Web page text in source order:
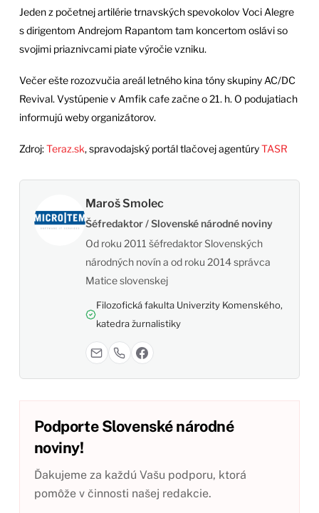
Jeden z početnej artilérie trnavských spevokolov Voci Alegre
s dirigentom Andrejom Rapantom tam koncertom oslávi so
svojimi priaznivcami piate výročie vzniku.
Večer ešte rozozvučia areál letného kina tóny skupiny AC/DC
Revival. Vystúpenie v Amfik cafe začne o 21. h. O podujatiach
informujú weby organizátorov.
Zdroj:Teraz.sk, spravodajský portál tlačovej agentúryTASR
Maroš Smolec
Šéfredaktor / Slovenské národné noviny
Od roku 2011 šéfredaktor Slovenských
národných novín a od roku 2014 správca
Matice slovenskej
Filozofická fakulta Univerzity Komenského,
katedra žurnalistiky
Podporte Slovenské národné
noviny!
Ďakujeme za každú Vašu podporu, ktorá
pomôže v činnosti našej redakcie.